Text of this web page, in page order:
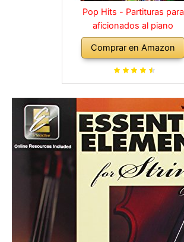
Pop Hits - Partituras para
aficionados al piano
Comprar en Amazon